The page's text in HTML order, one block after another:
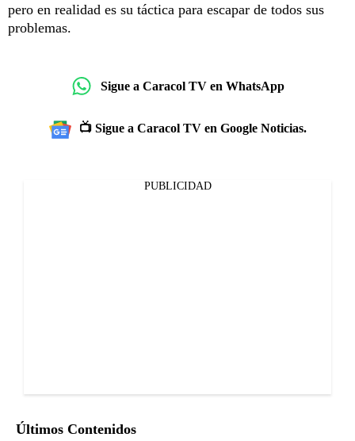
pero en realidad es su táctica para escapar de todos sus
problemas.
Sigue a Caracol TV en WhatsApp
📺 Sigue a Caracol TV en Google Noticias.
PUBLICIDAD
Últimos Contenidos